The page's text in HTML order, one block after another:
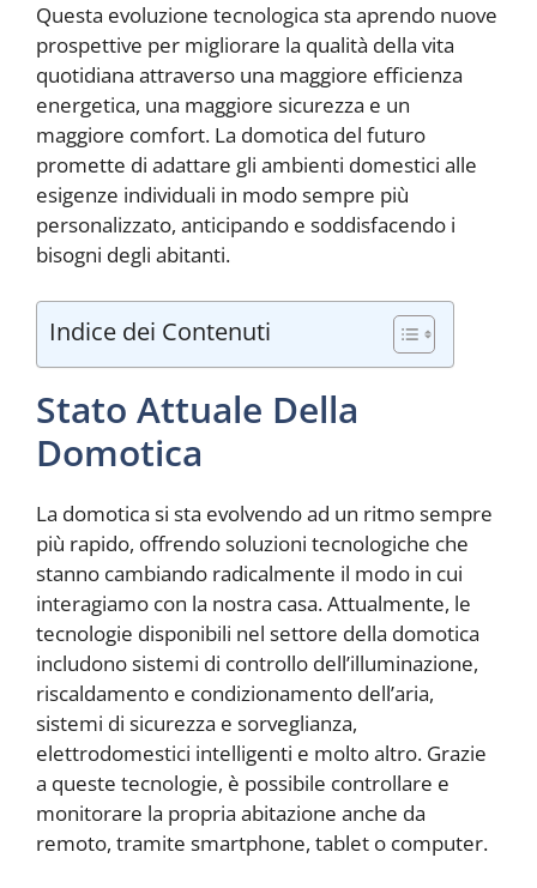
Questa evoluzione tecnologica sta aprendo nuove
prospettive per migliorare la qualità della vita
quotidiana attraverso una maggiore efficienza
energetica, una maggiore sicurezza e un
maggiore comfort. La domotica del futuro
promette di adattare gli ambienti domestici alle
esigenze individuali in modo sempre più
personalizzato, anticipando e soddisfacendo i
bisogni degli abitanti.
Indice dei Contenuti
Stato Attuale Della
Domotica
La domotica si sta evolvendo ad un ritmo sempre
più rapido, offrendo soluzioni tecnologiche che
stanno cambiando radicalmente il modo in cui
interagiamo con la nostra casa. Attualmente, le
tecnologie disponibili nel settore della domotica
includono sistemi di controllo dell’illuminazione,
riscaldamento e condizionamento dell’aria,
sistemi di sicurezza e sorveglianza,
elettrodomestici intelligenti e molto altro. Grazie
a queste tecnologie, è possibile controllare e
monitorare la propria abitazione anche da
remoto, tramite smartphone, tablet o computer.